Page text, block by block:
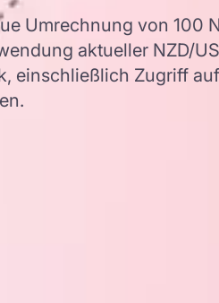
Umrechnung von 100
aktueller NZD/
einschließlich Zugriff